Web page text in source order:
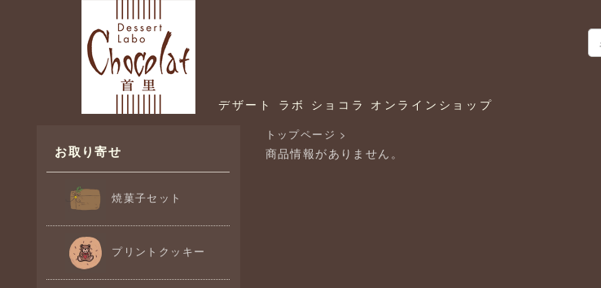
デザート ラボ ショコラ オンラインショップ
お取り寄せ
焼菓子セット
プリントクッキー
トップページ >
商品情報がありません。